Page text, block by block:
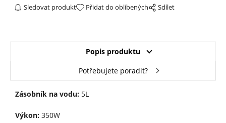
Sledovat produkt Přidat do oblíbených Sdílet
Popis produktu
Potřebujete poradit?
Zásobník na vodu:5L
Výkon:350W